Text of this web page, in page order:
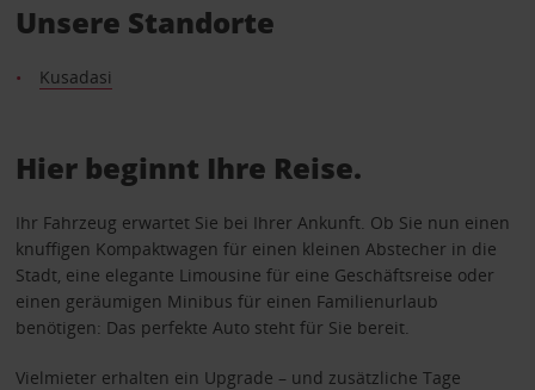
Unsere Standorte
Kusadasi
Hier beginnt Ihre Reise.
Ihr Fahrzeug erwartet Sie bei Ihrer Ankunft. Ob Sie nun einen
knuffigen Kompaktwagen für einen kleinen Abstecher in die
Stadt, eine elegante Limousine für eine Geschäftsreise oder
einen geräumigen Minibus für einen Familienurlaub
benötigen: Das perfekte Auto steht für Sie bereit.
Vielmieter erhalten ein Upgrade – und zusätzliche Tage